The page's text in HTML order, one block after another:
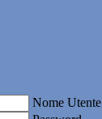
Nome Utente